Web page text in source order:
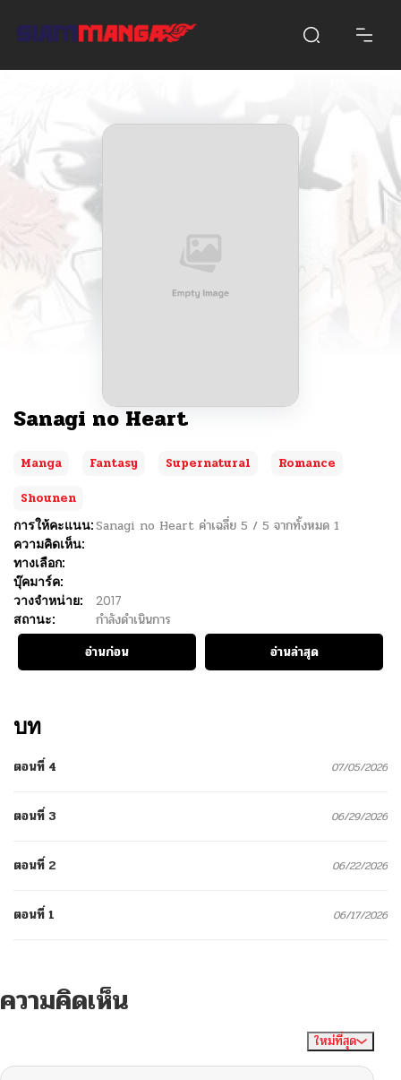
Sanagi no Heart
Manga Fantasy Supernatural
Romance
Shounen
การให้คะแนน:Sanagi no Heart ค่าเฉลี่ย 5 / 5 จากทั้งหมด 1
ความคิดเห็น:
ทางเลือก:
บุ๊คมาร์ค:
วางจำหน่าย:
2017
สถานะ:
กำลังดำเนินการ
อ่านก่อน
อ่านล่าสุด
บท
ตอนที่ 4 07/05/2026
ตอนที่ 3 06/29/2026
ตอนที่ 2 06/22/2026
ตอนที่ 1 06/17/2026
ความคิดเห็น
ใหม่ที่สุด